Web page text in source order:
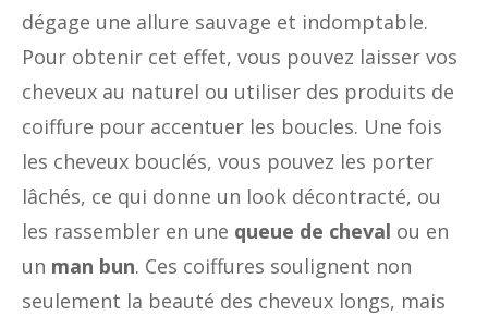
dégage une allure sauvage et indomptable.
Pour obtenir cet effet, vous pouvez laisser vos
cheveux au naturel ou utiliser des produits de
coiffure pour accentuer les boucles. Une fois
les cheveux bouclés, vous pouvez les porter
lâchés, ce qui donne un look décontracté, ou
les rassembler en une queue de cheval ou en
un man bun. Ces coiffures soulignent non
seulement la beauté des cheveux longs, mais